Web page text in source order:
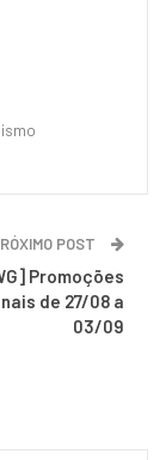
POST
Promoções
de 27/08 a
03/09